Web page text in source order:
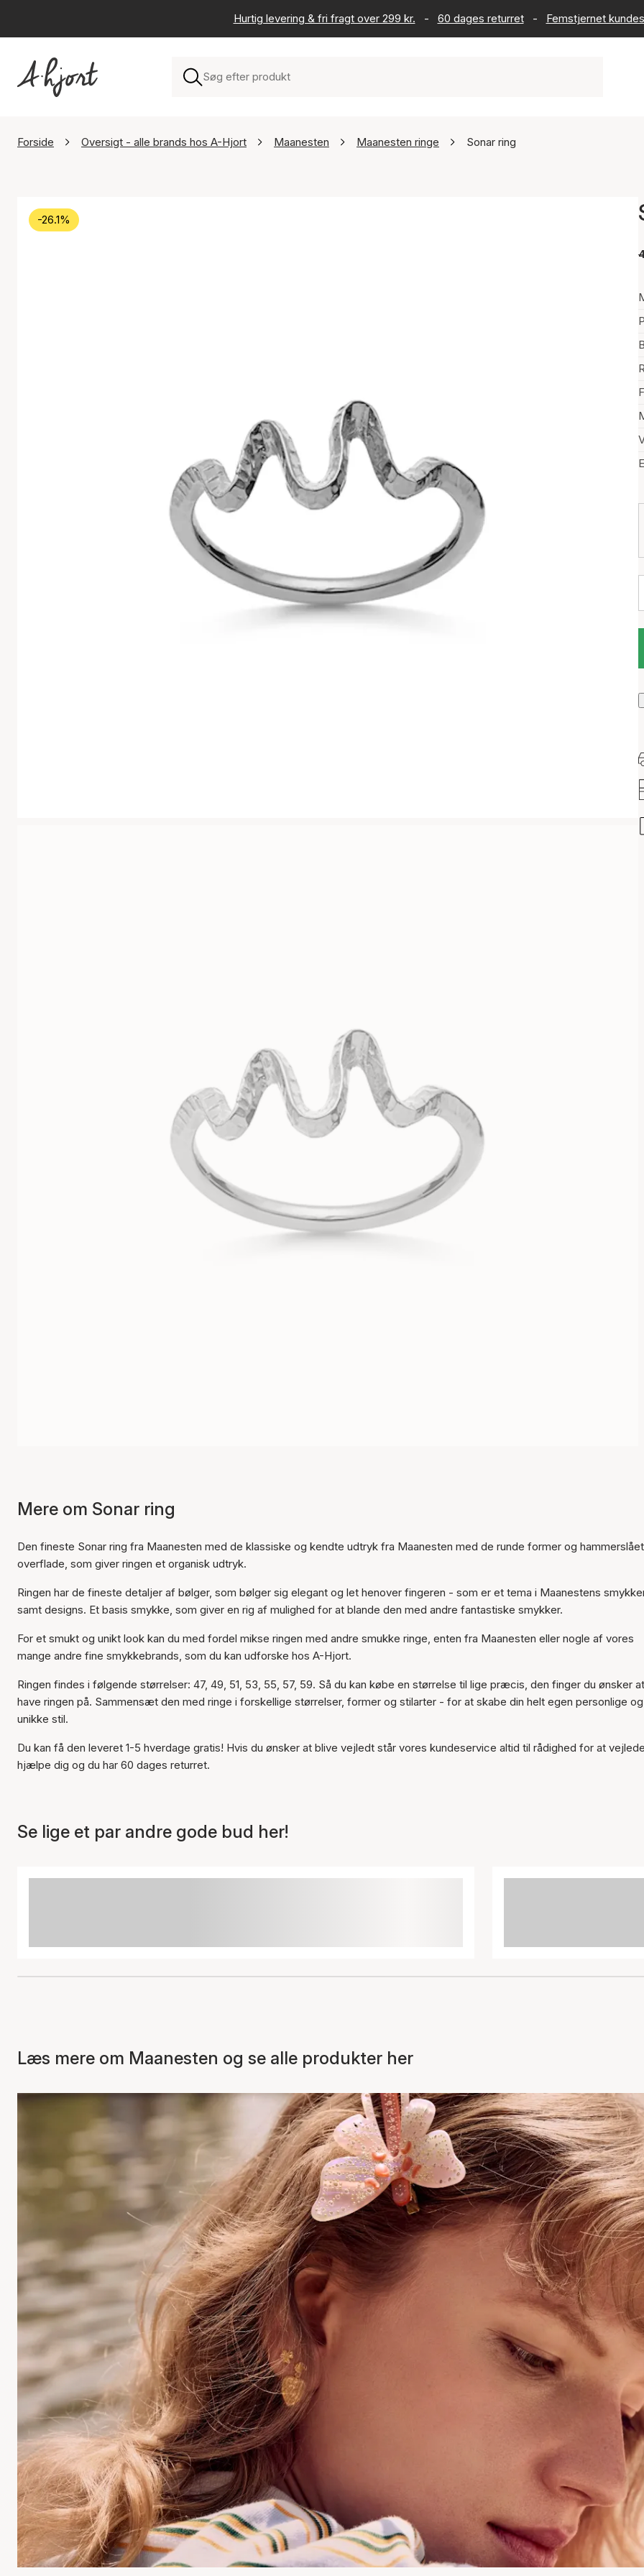
Hurtig levering & fri fragt over 299 kr. - 60 dages returret - Femstjernet
Forside Oversigt - alle brands hos A-Hjort Maanesten Maanesten ringe Sonar ring
-26.1%
Mere om Sonar ring
Den fineste Sonar ring fra Maanesten med de klassiske og kendte udtryk fra Maanesten med de runde former og hammerslået
overflade, som giver ringen et organisk udtryk.
Ringen har de fineste detaljer af bølger, som bølger sig elegant og let henover fingeren - som er et tema i Maanestens
samt designs. Et basis smykke, som giver en rig af mulighed for at blande den med andre fantastiske smykker.
For et smukt og unikt look kan du med fordel mikse ringen med andre smukke ringe, enten fra Maanesten eller nogle af vores
mange andre fine smykkebrands, som du kan udforske hos A-Hjort.
Ringen findes i følgende størrelser: 47, 49, 51, 53, 55, 57, 59. Så du kan købe en størrelse til lige præcis, den finger du ønsker at
have ringen på. Sammensæt den med ringe i forskellige størrelser, former og stilarter - for at skabe din helt egen personlige og
unikke stil.
Du kan få den leveret 1-5 hverdage gratis! Hvis du ønsker at blive vejledt står vores kundeservice altid til rådighed for at
hjælpe dig og du har 60 dages returret.
Se lige et par andre gode bud her!
Læs mere om Maanesten og se alle produkter her